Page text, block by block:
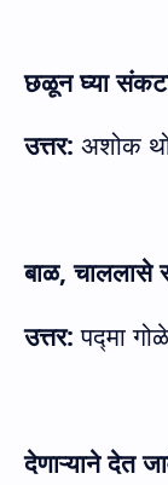
छळून घ्या
उत्तर: अशोक
बाळ,चाललासे
उत्तर:पद्मा गोळे
देणाऱ्याने देत